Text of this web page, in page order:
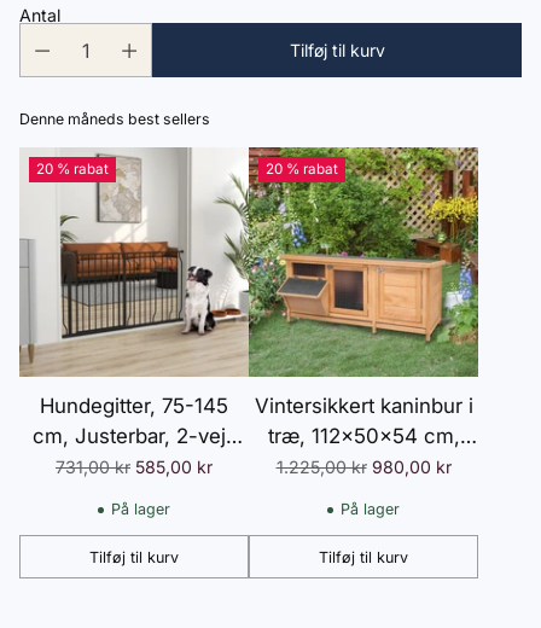
Antal
Tilføj til kurv
Denne måneds best sellers
20 % rabat
Hundegitter, 75-145
cm, Justerbar, 2-vejs
åbning, Dobbelt
låsesystem, Montering
Sort
Normalpris
731,00 kr 585,00 kr
På lager
Tilføj til kurv
Antal
20 % rabat
Vintersikkert kaninbur i
træ, 112x50x54 cm,
med bitumentag, 2
døre, metalnet, egnet til
udendørs brug,
Normalpris
1.225,00 kr 980,00 kr
På lager
Tilføj til kurv
Antal